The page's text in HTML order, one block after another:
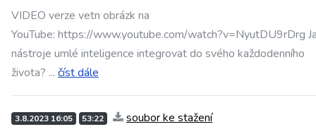
VIDEO verze vetn obrázk na
YouTube: https://www.youtube.com/watch?v=NyutDU9rDrg
nástroje umlé inteligence integrovat do svého každodenního
života? ... číst dále
3.8.2023 16:05 53:22 soubor ke stažení